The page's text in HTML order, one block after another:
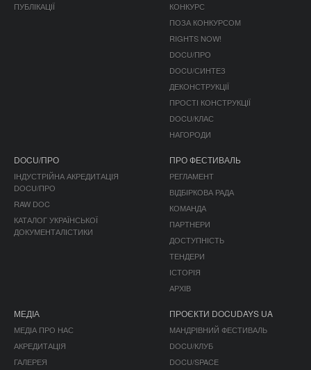
ПУБЛІКАЦІЇ
КОНКУРС
ПОЗА КОНКУРСОМ
RIGHTS NOW!
DOCU/ПРО
DOCU/СИНТЕЗ
ДЕКОНСТРУКЦІЇ
ПРОСТІ КОНСТРУКЦІЇ
DOCU/КЛАС
НАГОРОДИ
DOCU/ПРО
ІНДУСТРІЙНА АКРЕДИТАЦІЯ
DOCU/ПРО
RAW DOC
КАТАЛОГ УКРАЇНСЬКОЇ
ДОКУМЕНТАЛІСТИКИ
ПРО ФЕСТИВАЛЬ
РЕГЛАМЕНТ
ВІДБІРКОВА РАДА
КОМАНДА
ПАРТНЕРИ
ДОСТУПНІСТЬ
ТЕНДЕРИ
ІСТОРІЯ
АРХІВ
МЕДІА
МЕДІА ПРО НАС
АКРЕДИТАЦІЯ
ГАЛЕРЕЯ
ПРОЄКТИ DOCUDAYS UA
МАНДРІВНИЙ ФЕСТИВАЛЬ
DOCU/КЛУБ
DOCU/SPACE